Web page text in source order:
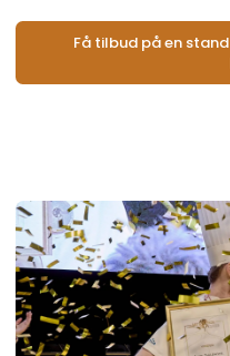
Få tilbud på en